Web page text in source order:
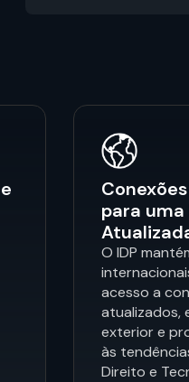
para
O IDP
acesso a
atualizados,
exterior e
às
Direito e